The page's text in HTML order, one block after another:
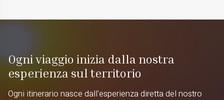
Ogni viaggio inizia dalla nostra
esperienza sul territorio
Ogni itinerario nasce dall'esperienza diretta del nostro